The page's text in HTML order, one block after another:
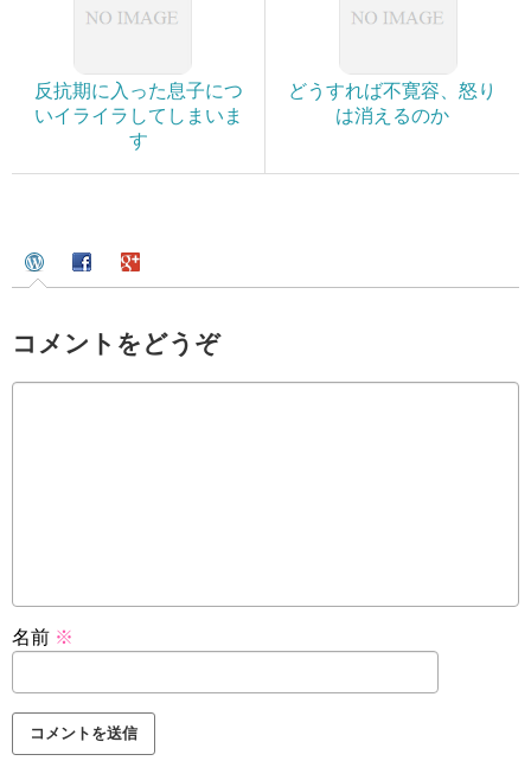
反抗期に入った息子につ
いイライラしてしまいま
す
どうすれば不寛容、怒り
は消えるのか
コメントをどうぞ
名前 ※